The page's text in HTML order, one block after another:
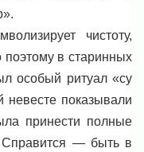
чистоту,
в старинных
особый ритуал «су
показывали
принести полные
Справится — быть в